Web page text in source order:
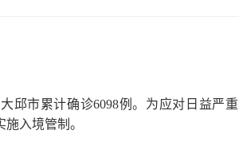
邱市累计确诊6098例。为应对日益严
入境管制。